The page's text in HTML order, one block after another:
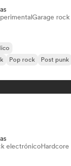
Garage rock
Pop rock
Post punk
electrónicoHardcore